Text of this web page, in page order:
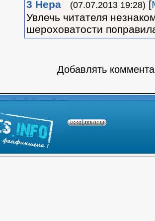
3 Нера (07.07.2013 19:28) [
Увлечь читателя
шероховатости
Добавлять